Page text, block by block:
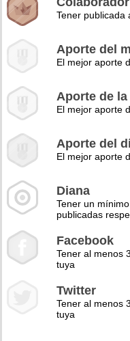
Tener publicada
Aporte del
El mejor aporte
Aporte de la
El mejor aporte
Aporte del
El mejor aporte
Diana
Tener un
publicadas
Facebook
Tener al menos
tuya
Twitter
Tener al menos
tuya